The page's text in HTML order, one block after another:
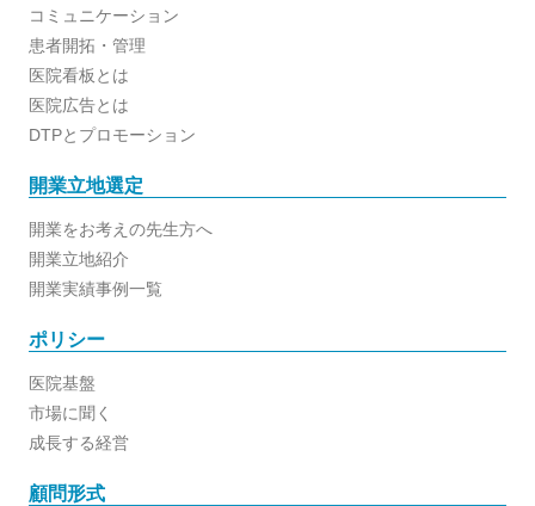
コミュニケーション
患者開拓・管理
医院看板とは
医院広告とは
DTPとプロモーション
開業立地選定
開業をお考えの先生方へ
開業立地紹介
開業実績事例一覧
ポリシー
医院基盤
市場に聞く
成長する経営
顧問形式